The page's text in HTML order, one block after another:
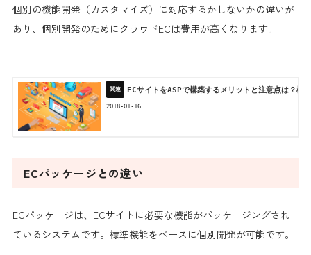
個別の機能開発（カスタマイズ）に対応するかしないかの違いが
あり、個別開発のためにクラウドECは費用が高くなります。
ECサイトをASPで構築するメリットと注意点は？構
2018-01-16
ECパッケージとの違い
ECパッケージは、ECサイトに必要な機能がパッケージングされ
ているシステムです。標準機能をベースに個別開発が可能です。